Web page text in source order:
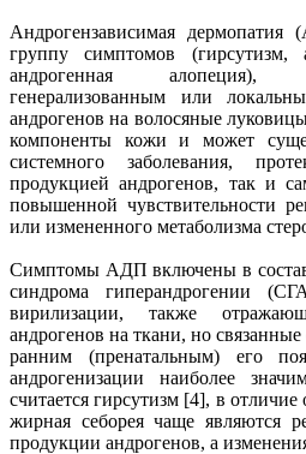
Андрогензависимая дермопатия
группу симптомов
андрогенная алопеция),
генерализованным или
андрогенов на волосяные
компоненты кожи и может
системного заболевания,
продукцией андрогенов, так и
повышенной чувствительности
или измененного метаболизма
Симптомы АДП включены в
синдрома гиперандрогении
вирилизации, также
андрогенов на ткани, но
ранним (пренатальным) его
андрогенизации наиболее
считается гирсутизм [4], в отличие
жирная себорея чаще являются
продукции андрогенов, а